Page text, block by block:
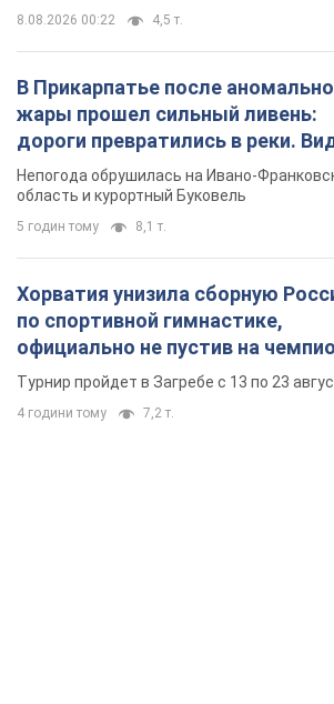
8.08.2026 00:22 4,5 т.
В Прикарпатье после
жары прошел сильный ливень:
дороги превратились в реки.
Непогода обрушилась на Ивано-
область и курортный Буковель
5 годин тому 8,1 т.
Хорватия унизила сборную
по спортивной гимнастике,
официально не пустив на
Европы основных спортсменов
Турнир пройдет в Загребе с 13 по 23
4 години тому 7,2 т.